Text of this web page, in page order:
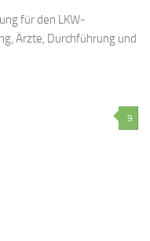
für den LKW-
Ärzte, Durchführung und
9